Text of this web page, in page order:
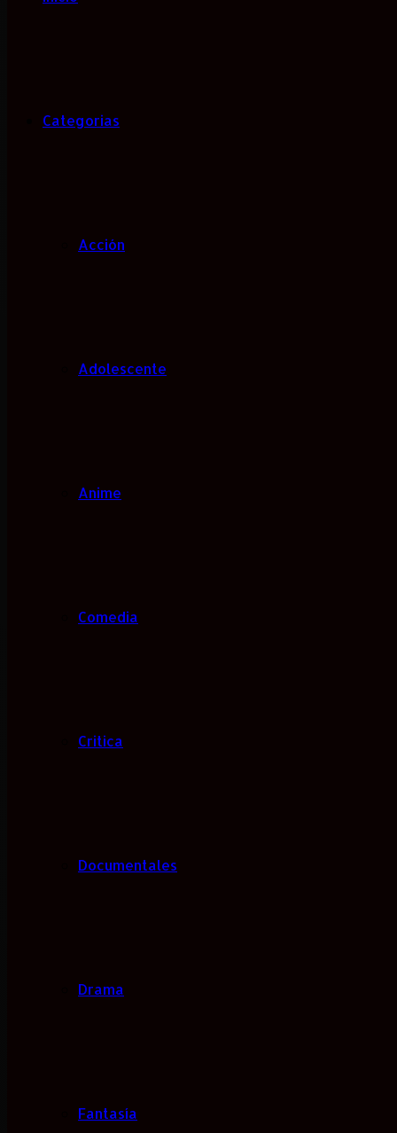
Categorias
Acción
Adolescente
Anime
Comedia
Critica
Documentales
Drama
Fantasía